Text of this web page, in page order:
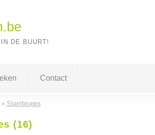
DE BUURT!
Contact
Stambruges
(16)